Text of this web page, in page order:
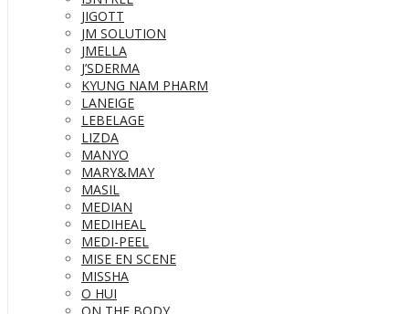
JIGOTT
JM SOLUTION
JMELLA
J’SDERMA
KYUNG NAM PHARM
LANEIGE
LEBELAGE
LIZDA
MANYO
MARY&MAY
MASIL
MEDIAN
MEDIHEAL
MEDI-PEEL
MISE EN SCENE
MISSHA
O HUI